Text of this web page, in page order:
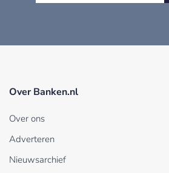
Over Banken.nl
Over ons
Adverteren
Nieuwsarchief